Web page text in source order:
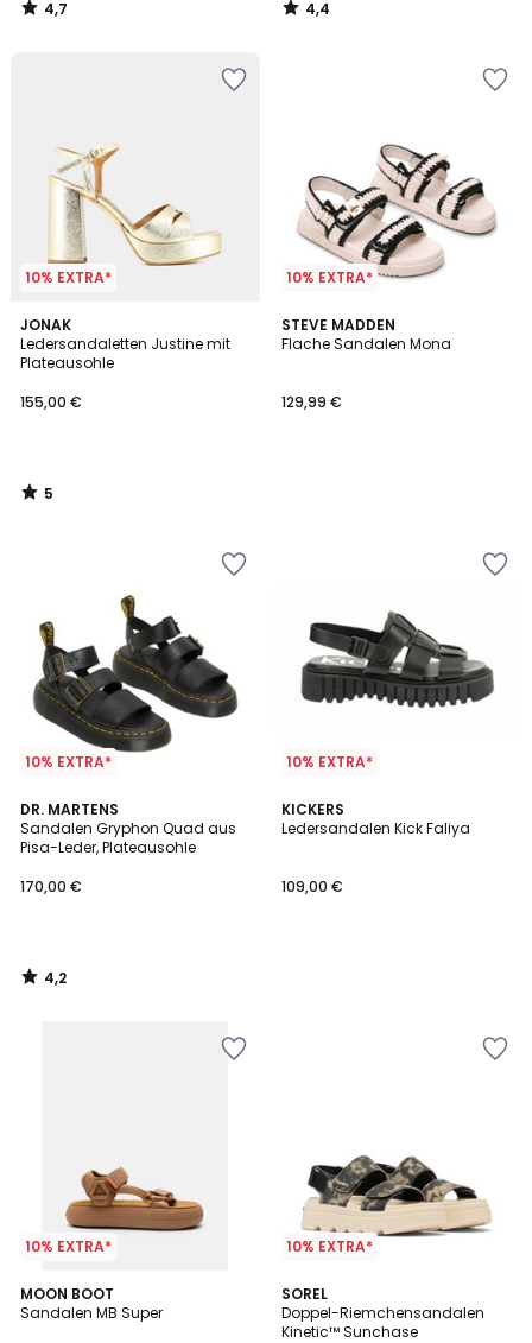
4,7
/
4,4
/
10% EXTRA*
JONAK
Ledersandaletten Justine mit
Plateausohle
155,00 €
5
/
5
5
/
10% EXTRA*
STEVE MADDEN
Flache Sandalen Mona
129,99 €
10% EXTRA*
DR. MARTENS
Sandalen Gryphon Quad aus
Pisa-Leder, Plateausohle
170,00 €
4,2
/ 5
4,2
/
10% EXTRA*
KICKERS
Ledersandalen Kick Faliya
109,00 €
10% EXTRA*
MOON BOOT
Sandalen MB Super
2
/
2
Farben
10% EXTRA*
SOREL
Doppel-Riemchensandalen
Kinetic™ Sunchase
4,2
/ 5
3
Farben